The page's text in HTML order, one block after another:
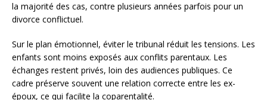
la majorité des cas, contre plusieurs années parfois pour un
divorce conflictuel.
Sur le plan émotionnel, éviter le tribunal réduit les tensions. Les
enfants sont moins exposés aux conflits parentaux. Les
échanges restent privés, loin des audiences publiques. Ce
cadre préserve souvent une relation correcte entre les ex-
époux, ce qui facilite la coparentalité.